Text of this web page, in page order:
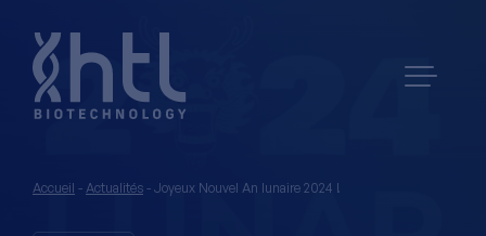
Accueil - Actualités - Joyeux Nouvel An lunaire 2024 !